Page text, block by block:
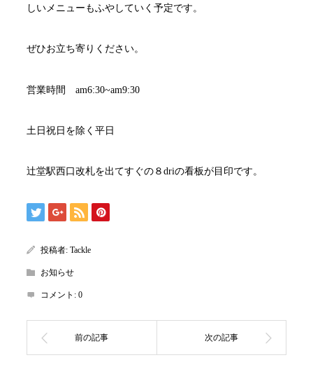
しいメニューもふやしていく予定です。
ぜひお立ち寄りください。
営業時間 am6:30~am9:30
土日祝日を除く平日
辻堂駅西口改札を出てすぐの８driの看板が目印です。
投稿者: Tackle
お知らせ
コメント: 0